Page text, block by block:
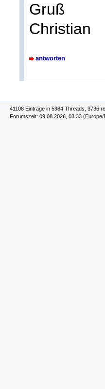
Gruß
Christian
antworten
41108 Einträge in 5984 Threads, 3736
Forumszeit: 09.08.2026, 03:33 (Europe/